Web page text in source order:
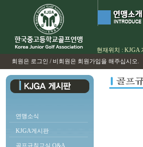
회원은 로그인 / 비회원은 회원가입을 해주십시오.
현재위치 : KJGA
연맹소식
KJGA게시판
골프규칙교실 Q&A